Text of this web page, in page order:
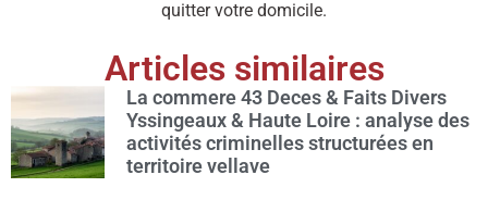
quitter votre domicile.
Articles similaires
La commere 43 Deces & Faits Divers
Yssingeaux & Haute Loire : analyse des
activités criminelles structurées en
territoire vellave